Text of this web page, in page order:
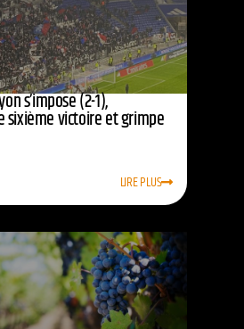
s’impose (2-1),
sixième victoire et grimpe
LIRE PLUS